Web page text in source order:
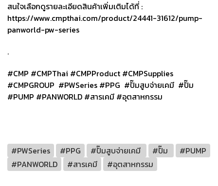
สนใจเลือกดูรายละเอียดสินค้าเพิ่มเติมได้ที่ :
https://www.cmpthai.com/product/24441-31612/pump-
panworld-pw-series
.
#CMP #CMPThai #CMPProduct #CMPSupplies
#CMPGROUP #PWSeries #PPG #ปั๊มสูบจ่ายเคมี #ปั๊ม
#PUMP #PANWORLD #สารเคมี #อุตสาหกรรม
#PWSeries #PPG #ปั๊มสูบจ่ายเคมี #ปั๊ม
#PUMP
#PANWORLD
#สารเคมี #อุตสาหกรรม